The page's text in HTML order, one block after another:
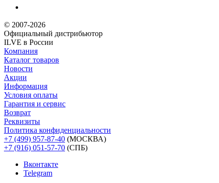
© 2007-2026
Официальный дистрибьютoр
ILVE в России
Компания
Каталог товаров
Новости
Акции
Информация
Условия оплаты
Гарантия и сервис
Возврат
Реквизиты
Политика конфиденциальности
+7 (499) 957-87-40 (МОСКВА)
+7 (916) 051-57-70 (СПБ)
Вконтакте
Telegram